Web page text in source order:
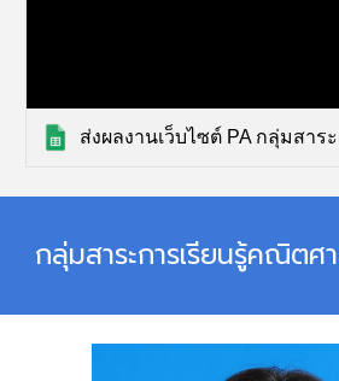
ส่งผลงานเว็บไซต์ PA กลุ่มสาระการเรียนรู้
กลุ่มสาระการเรียนรู้คณิตศ